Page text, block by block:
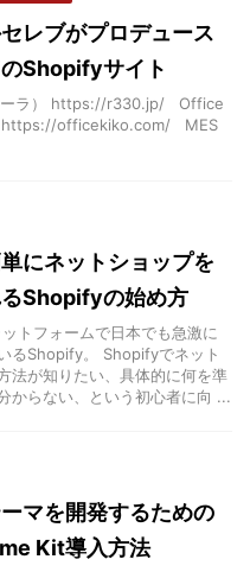
レブがプロデュース
Shopifyサイト
ーラ） https://r330.jp/ Office
https://officekiko.com/ MES
にネットショップを
Shopifyの始め方
トフォームで日本でも急激に
るShopify。 Shopifyでネット
法が知りたい、具体的に何を準
からない、という初心者に向 ...
マを開発するための
Kit導入方法